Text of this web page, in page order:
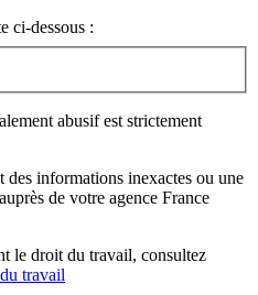
ci-dessous :
abusif est strictement
des informations inexactes ou une
de votre agence France
le droit du travail, consultez
travail